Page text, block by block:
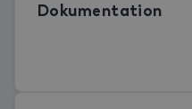
Dokumentation